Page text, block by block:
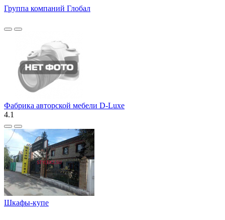
Группа компаний Глобал
Фабрика авторской мебели D-Luxe
4.1
Шкафы-купе